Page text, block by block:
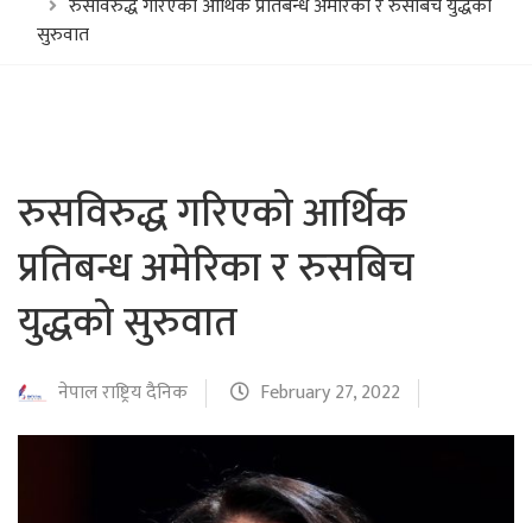
सुरुवात
रुसविरुद्ध गरिएको आर्थिक
प्रतिबन्ध अमेरिका र रुसबिच
युद्धको सुरुवात
नेपाल राष्ट्रिय दैनिक February 27, 2022